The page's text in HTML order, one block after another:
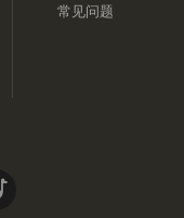
常见问题